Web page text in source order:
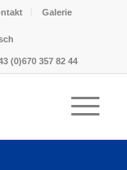
Galerie
(0)670 357 82 44